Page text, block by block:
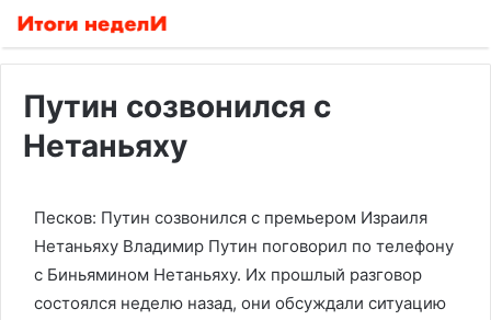
Путин созвонился с
Нетаньяху
Песков: Путин созвонился с премьером Израиля
Нетаньяху Владимир Путин поговорил по телефону
с Биньямином Нетаньяху. Их прошлый разговор
состоялся неделю назад, они обсуждали ситуацию